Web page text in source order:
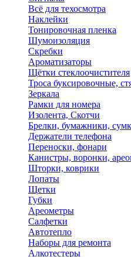
Всё для техосмотра
Наклейки
Тонировочная пленка
Шумоизоляция
Скребки
Ароматизаторы
Щётки стеклоочистителя
Троса буксировочные,
Зеркала
Рамки для номера
Изолента, Скотчи
Брелки, бумажники,
Держатели телефона
Переноски, фонари
Канистры, воронки,
Шторки, коврики
Лопаты
Щетки
Губки
Ареометры
Салфетки
Автотепло
Наборы для ремонта
Алкотестеры